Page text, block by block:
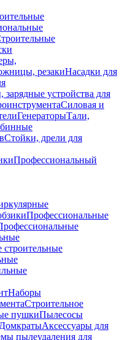
резакиНасадки для
устройства для
Силовая и
ГенераторыТали,
Стойки, дрели для
Профессиональный
Профессиональные
Наборы
Строительное
пушкиПылесосы
ДомкратыАксессуары для
пылеудаления для